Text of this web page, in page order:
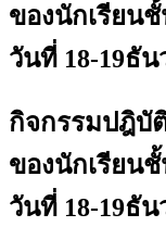
ของนักเรียน
วันที่ 18-19ธั
กิจกรรมปฎิบั
ของนักเรียน
วันที่ 18-19ธั